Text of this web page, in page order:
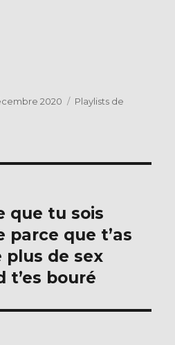
2020 Catégories
Playlists de
que tu sois
parce que t’as
plus de sex
t’es bouré